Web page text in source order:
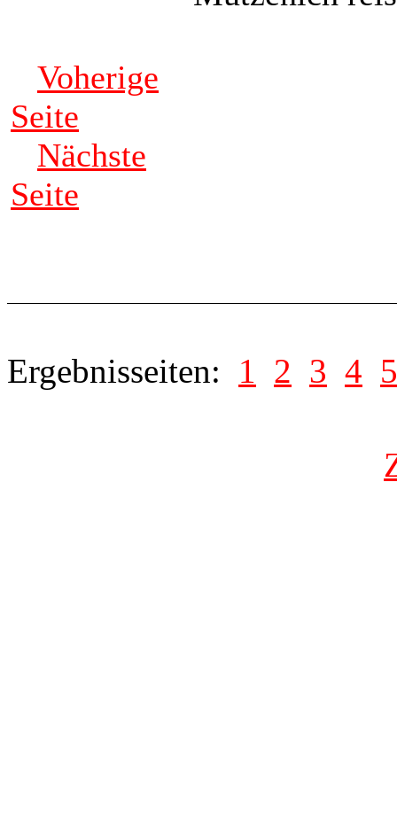
Voherige
Seite
Nächste
Seite
Ergebnisseiten: 1 2 3 4 5